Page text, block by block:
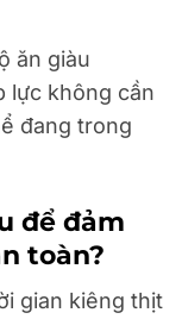
ăn giàu
lực không cần
đang trong
để đảm
toàn?
gian kiêng thịt